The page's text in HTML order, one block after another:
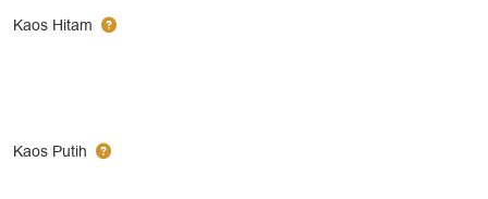
Kaos Hitam
Kaos Putih